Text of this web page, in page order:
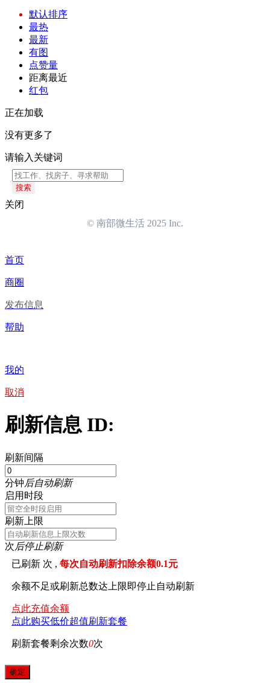
默认排序
最热
最新
有图
点赞量
距离最近
红包
正在加载
没有更多了
请输入关键词
搜索
关闭
© 南部微生活 2025 Inc.
首页
商圈
发布信息
帮助
我的
取消
刷新信息 ID:
刷新间隔
分钟后自动刷新
启用时段
刷新上限
次后停止刷新
已刷新 次 ,每次自动刷新扣除余额0.1元
余额不足或刷新总数达上限即停止自动刷新
点此充值余额
点此购买低价超值刷新套餐
刷新套餐剩余次数0次